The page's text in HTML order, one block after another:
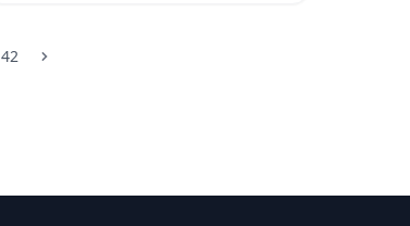
42